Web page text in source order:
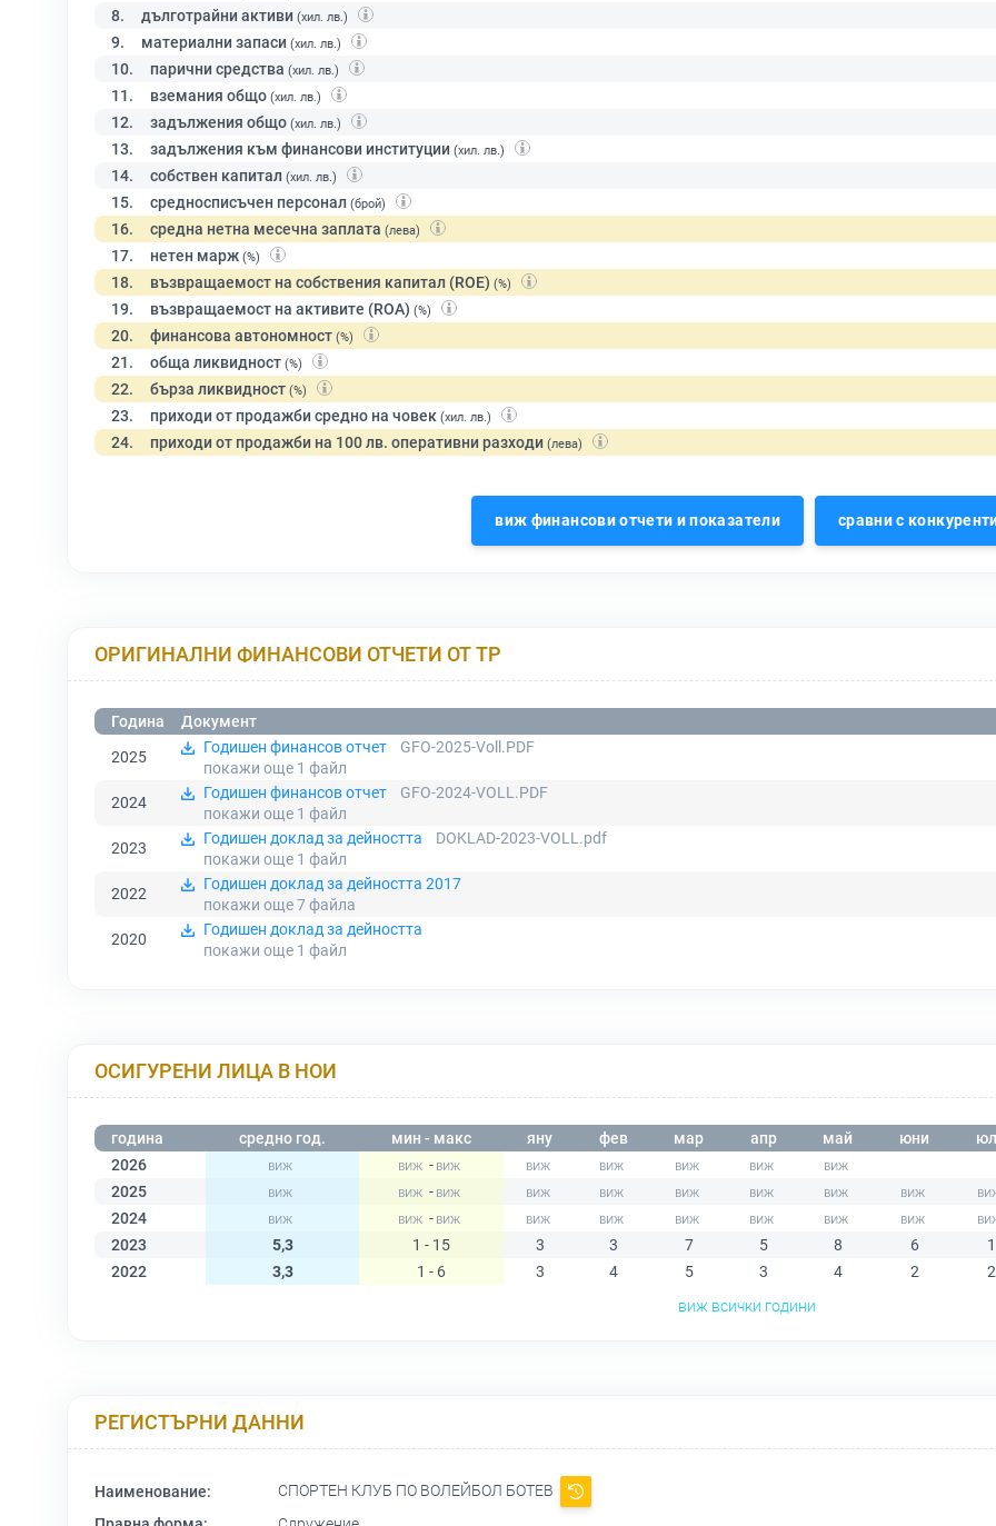
8. дълготрайни активи (хил. лв.)
9. материални запаси (хил. лв.)
10. парични средства (хил. лв.)
11. вземания общо (хил. лв.)
12. задължения общо (хил. лв.)
13. задължения към финансови институции (хил. лв.)
14. собствен капитал (хил. лв.)
15. средносписъчен персонал (брой)
16. средна нетна месечна заплата (лева)
17. нетен марж (%)
18. възвращаемост на собствения капитал (ROE) (%)
19. възвращаемост на активите (ROA) (%)
20. финансова автономност (%)
21. обща ликвидност (%)
22. бърза ликвидност (%)
23. приходи от продажби средно на човек (хил. лв.)
24. приходи от продажби на 100 лв. оперативни разходи (лева)
виж финансови отчети и показатели сравни с
ОРИГИНАЛНИ ФИНАНСОВИ ОТЧЕТИ ОТ ТР
Година
Документ
2025
Годишен финансов отчет
GFO-2025-Voll.PDF
покажи още 1 файл
2024
Годишен финансов отчет
GFO-2024-VOLL.PDF
покажи още 1 файл
2023
Годишен доклад за дейността
DOKLAD-2023-VOLL.pdf
покажи още 1 файл
2022
Годишен доклад за дейността 2017
покажи още 7файла
2020
Годишен доклад за дейността
покажи още 1 файл
ОСИГУРЕНИ ЛИЦА В НОИ
година средно год. мин - макс яну фев мар апр май юни
2026
-
2025
-
2024
-
2023
5,3 1 - 15 3 3 7 5 8 6
1
2022
3,3 1 - 6 3 4 5 3 4 2
2
виж всички години
РЕГИСТЪРНИ ДАННИ
Наименование:
СПОРТЕН КЛУБ ПО ВОЛЕЙБОЛ БОТЕВ